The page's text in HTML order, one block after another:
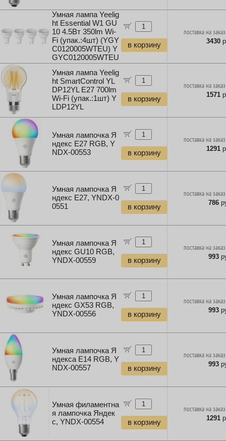
Умная лампа Yeelig
ht Essential W1 GU
10 4.5Вт 350lm Wi-
Fi (упак.:4шт) (YGY
C0120005WTEU) Y
GYC0120005WTEU
в корзину
поставка на
3430
Умная лампа Yeelig
ht SmartControl YL
DP12YL E27 700lm
Wi-Fi (упак.:1шт) Y
LDP12YL
в корзину
поставка на
1571
Умная лампочка Я
ндекс E27 RGB, Y
NDX-00553
в корзину
поставка на
1291
Умная лампочка Я
ндекс E27, YNDX-0
0551
в корзину
поставка на
786
Умная лампочка Я
ндекс GU10 RGB,
YNDX-00559
в корзину
поставка на
993
Умная лампочка Я
ндекс GX53 RGB,
YNDX-00556
в корзину
поставка на
993
Умная лампочка Я
ндекса E14 RGB, Y
NDX-00557
в корзину
поставка на
993
Умная филаментна
я лампочка Яндек
с, YNDX-00554
в корзину
поставка на
1291